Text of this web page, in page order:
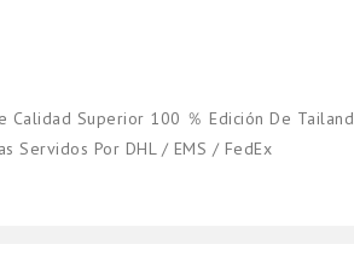
Calidad Superior 100 ％ Edición De
Servidos Por DHL / EMS / FedEx